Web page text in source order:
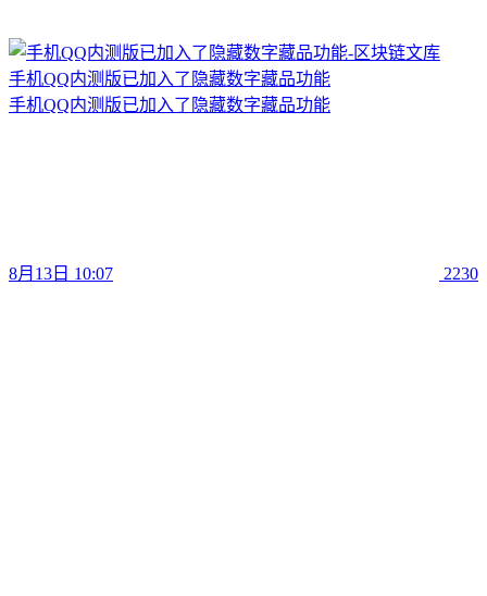
手机QQ内测版已加入了隐藏数字藏品功能
手机QQ内测版已加入了隐藏数字藏品功能
8月13日 10:07 2230